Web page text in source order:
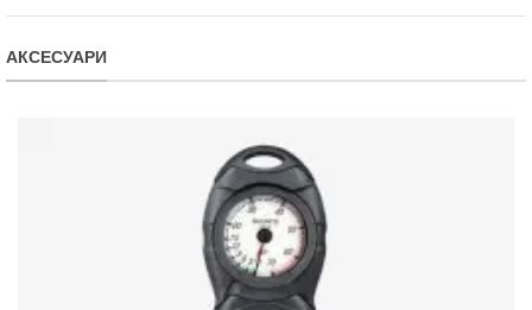
АКСЕСУАРИ